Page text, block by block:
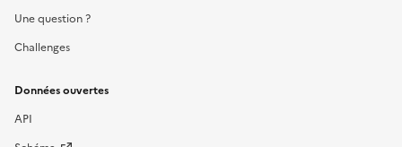
Une question ?
Challenges
Données ouvertes
API